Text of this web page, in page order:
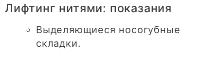
Лифтинг нитями: показания
Выделяющиеся носогубные
складки.